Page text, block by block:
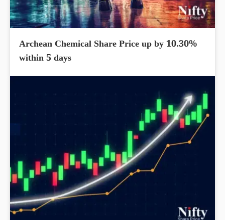
Archean Chemical Share Price up by 10.30%
within 5 days